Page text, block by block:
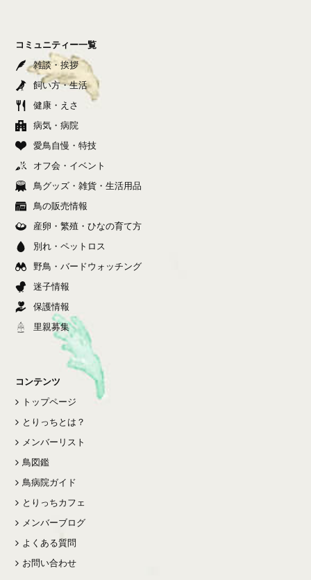
コミュニティー一覧
雑談・挨拶
飼い方・生活
健康・えさ
病気・病院
愛鳥自慢・特技
オフ会・イベント
鳥グッズ・雑貨・生活用品
鳥の販売情報
産卵・繁殖・ひなの育て方
別れ・ペットロス
野鳥・バードウォッチング
迷子情報
保護情報
里親募集
コンテンツ
トップページ
とりっちとは？
メンバーリスト
鳥図鑑
鳥病院ガイド
とりっちカフェ
メンバーブログ
よくある質問
お問い合わせ